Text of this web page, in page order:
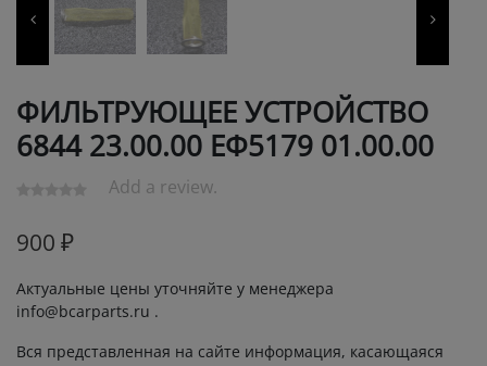
ФИЛЬТРУЮЩЕЕ УСТРОЙСТВО
6844 23.00.00 ЕФ5179 01.00.00
Add a review.
900 ₽
Актуальные цены уточняйте у менеджера
info@bcarparts.ru .
Вся представленная на сайте информация, касающаяся